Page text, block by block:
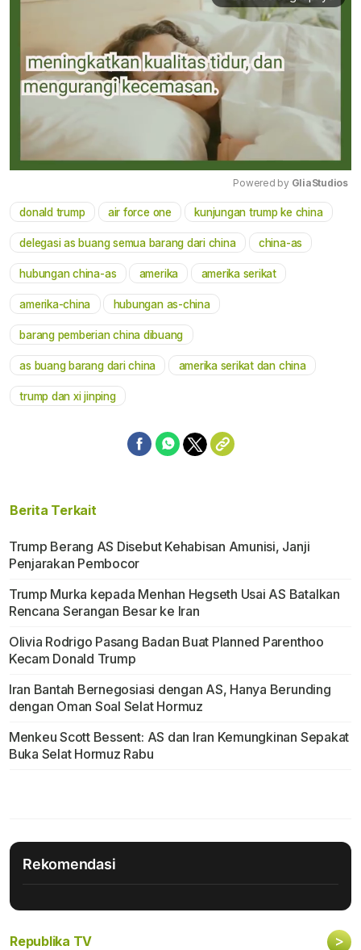
Mute
Powered by GliaStudios
donald trump air force one kunjungan trump ke china
delegasi as buang semua barang dari china china-as
hubungan china-as amerika amerika serikat
amerika-china hubungan as-china
barang pemberian china dibuang
as buang barang dari china amerika serikat dan china
trump dan xi jinping
Berita Terkait
Trump Berang AS Disebut Kehabisan Amunisi, Janji
Penjarakan Pembocor
Trump Murka kepada Menhan Hegseth Usai AS Batalkan
Rencana Serangan Besar ke Iran
Olivia Rodrigo Pasang Badan Buat Planned Parenthoo
Kecam Donald Trump
Iran Bantah Bernegosiasi dengan AS, Hanya Berunding
dengan Oman Soal Selat Hormuz
Menkeu Scott Bessent: AS dan Iran Kemungkinan Sepakat
Buka Selat Hormuz Rabu
Rekomendasi
Republika TV >